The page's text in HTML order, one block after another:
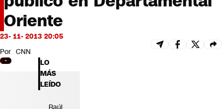
Futuro 360
Opinión
Oriente
23- 11- 2013 20:05
Por CNN
LO
MÁS
LEÍDO
Raúl